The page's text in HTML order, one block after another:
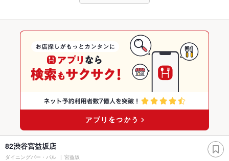
82渋谷宮益坂店
ダイニングバー・バル 宮益坂